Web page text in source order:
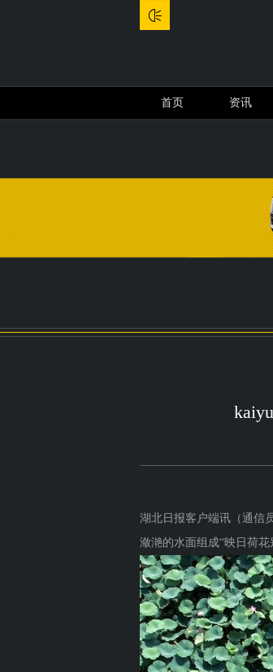
天津到四川旅游团报
首页 资讯
湖北日报客户端讯（通信
潋滟的水面组成“映日荷花